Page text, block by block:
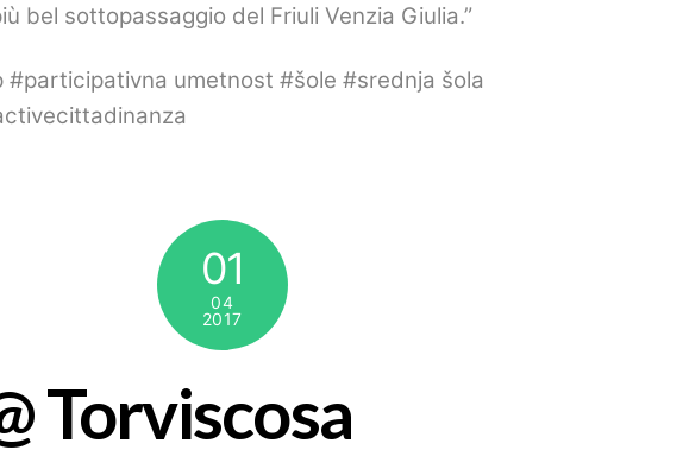
bel sottopassaggio del Friuli Venzia Giulia.”
umetnost #šole #srednja šola
01
04
2017
Torviscosa